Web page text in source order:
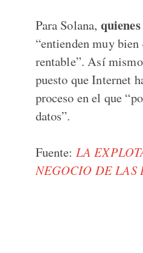
Para Solana,
“entienden muy
rentable”. Así
puesto que Internet
proceso en el que
datos”.
Fuente: LA
NEGOCIO DE LAS